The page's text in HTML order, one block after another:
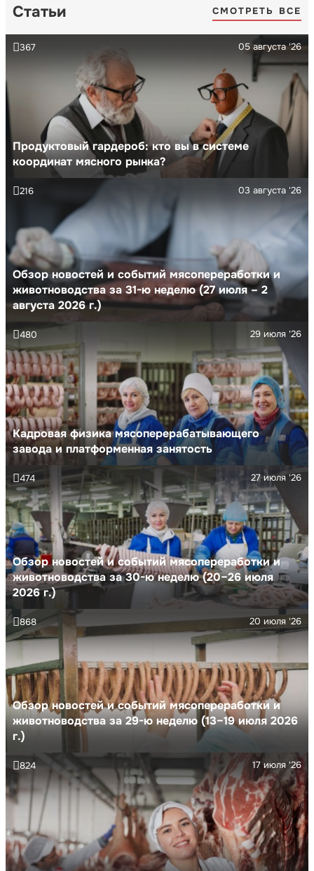
Статьи СМОТРЕТЬ ВСЕ
Продуктовый гардероб: кто вы в системе
координат мясного рынка?
05 августа '26
367
Обзор новостей и событий мясопереработки и
животноводства за 31-ю неделю (27 июля – 2
августа 2026 г.)
03 августа '26
216
Кадровая физика мясоперерабатывающего
завода и платформенная занятость
29 июля '26
480
Обзор новостей и событий мясопереработки и
животноводства за 30-ю неделю (20–26 июля
2026 г.)
27 июля '26
474
Обзор новостей и событий мясопереработки и
животноводства за 29-ю неделю (13–19 июля 2026
г.)
20 июля '26
868
17 июля '26
824